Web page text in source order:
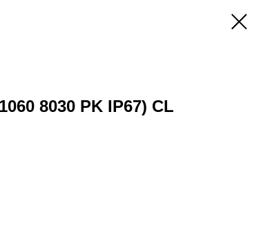
8030 PK IP67) CL